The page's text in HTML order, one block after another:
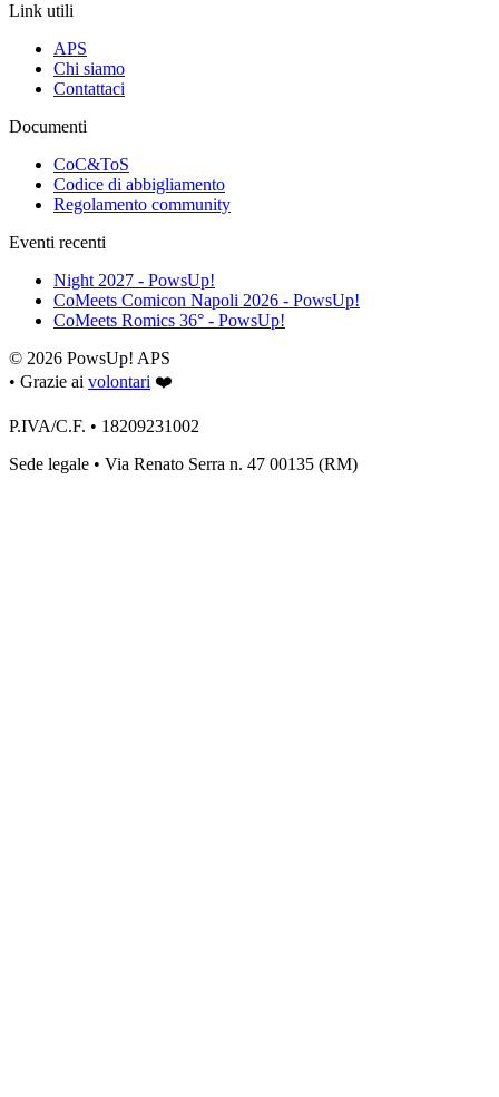
Link utili
APS
Chi siamo
Contattaci
Documenti
CoC&ToS
Codice di abbigliamento
Regolamento community
Eventi recenti
Night 2027 - PowsUp!
CoMeets Comicon Napoli 2026 - PowsUp!
CoMeets Romics 36° - PowsUp!
© 2026 PowsUp! APS
• Grazie ai volontari ❤️
P.IVA/C.F. • 18209231002
Sede legale • Via Renato Serra n. 47 00135 (RM)